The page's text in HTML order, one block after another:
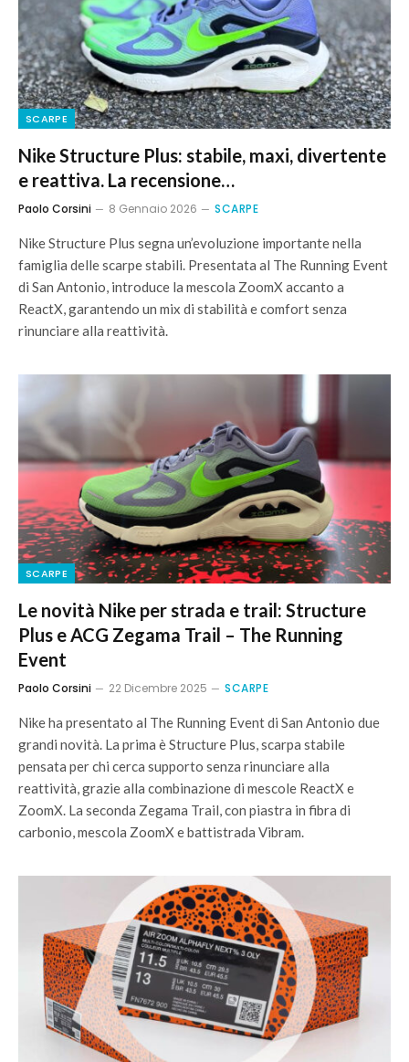
SCARPE
Nike Structure Plus: stabile, maxi, divertente
e reattiva. La recensione…
Paolo Corsini 8 Gennaio 2026 SCARPE
Nike Structure Plus segna un’evoluzione importante nella
famiglia delle scarpe stabili. Presentata al The Running Event
di San Antonio, introduce la mescola ZoomX accanto a
ReactX, garantendo un mix di stabilità e comfort senza
rinunciare alla reattività.
SCARPE
Le novità Nike per strada e trail: Structure
Plus e ACG Zegama Trail – The Running
Event
Paolo Corsini 22 Dicembre 2025 SCARPE
Nike ha presentato al The Running Event di San Antonio due
grandi novità. La prima è Structure Plus, scarpa stabile
pensata per chi cerca supporto senza rinunciare alla
reattività, grazie alla combinazione di mescole ReactX e
ZoomX. La seconda Zegama Trail, con piastra in fibra di
carbonio, mescola ZoomX e battistrada Vibram.